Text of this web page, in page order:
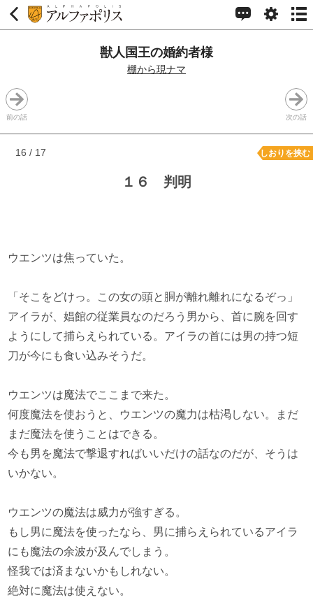
獣人国王の婚約者様
棚から現ナマ
前の話 次の話
16 / 17 しおりを挟む
１６ 判明
ウエンツは焦っていた。
「そこをどけっ。この女の頭と胴が離れ離れになるぞっ」
アイラが、娼館の従業員なのだろう男から、首に腕を回す
ようにして捕らえられている。アイラの首には男の持つ短
刀が今にも食い込みそうだ。
ウエンツは魔法でここまで来た。
何度魔法を使おうと、ウエンツの魔力は枯渇しない。まだ
まだ魔法を使うことはできる。
今も男を魔法で撃退すればいいだけの話なのだが、そうは
いかない。
ウエンツの魔法は威力が強すぎる。
もし男に魔法を使ったなら、男に捕らえられているアイラ
にも魔法の余波が及んでしまう。
怪我では済まないかもしれない。
絶対に魔法は使えない。